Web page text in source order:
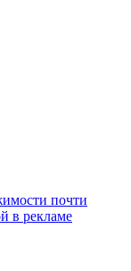
почти
в рекламе